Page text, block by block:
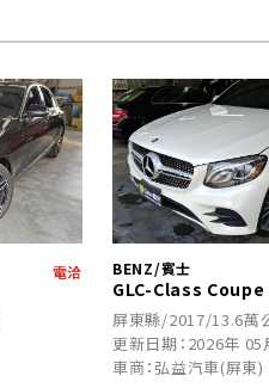
電洽 BENZ/賓士
GLC-Class Coupe
屏東縣/2017/13.6萬
更新日期：2026年 05
車商：弘益汽車(屏東)